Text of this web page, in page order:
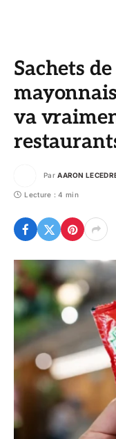
Sachets
va
Par AARON
Lecture : 4 min